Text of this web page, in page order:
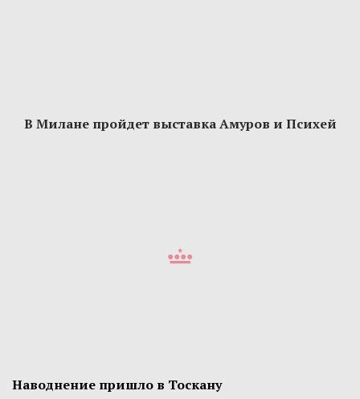
В Милане пройдет выставка Амуров и Психей
Наводнение пришло в Тоскану